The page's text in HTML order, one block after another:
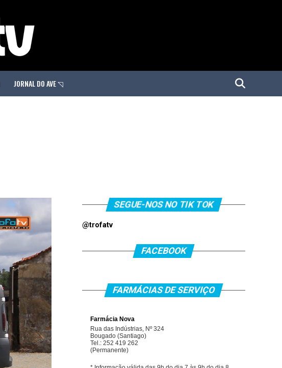
JORNAL DO AVE ◹
SEGUE-NOS NO TIK TOK
@trofatv
FACEBOOK
FARMÁCIAS DE SERVIÇO